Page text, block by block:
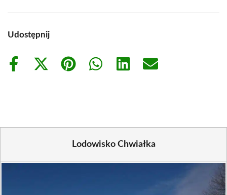
Udostępnij
Share
Share
Share
Share
Share
Share
Lodowisko Chwiałka